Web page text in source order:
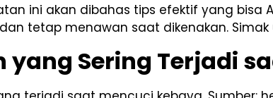
ini akan dibahas tips efektif yang
tetap menawan saat dikenakan. Simak
yang Sering Terjadi